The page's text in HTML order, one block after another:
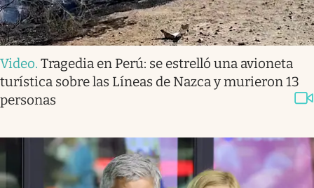
Video. Tragedia en Perú: se estrelló una avioneta
turística sobre las Líneas de Nazca y murieron 13
personas